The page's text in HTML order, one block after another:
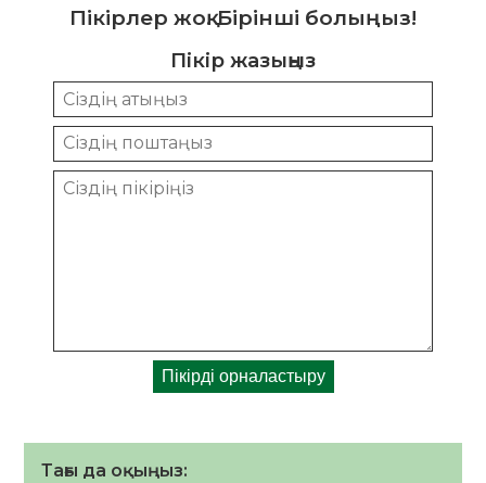
Пікірлер жоқ. Бірінші болыңыз!
Пікір жазыңыз
Тағы да оқыңыз: